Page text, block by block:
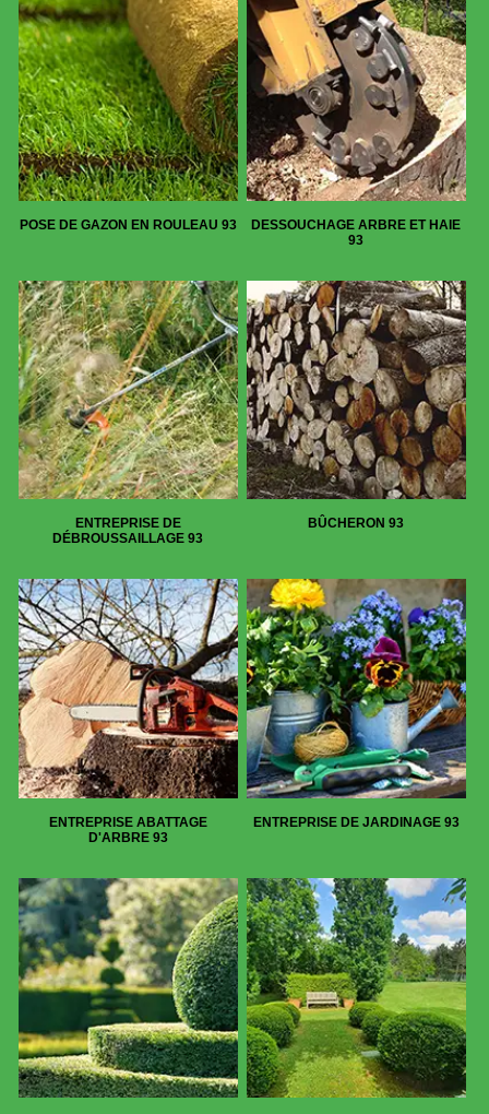
POSE DE GAZON EN ROULEAU 93
DESSOUCHAGE ARBRE ET HAIE
93
ENTREPRISE DE
DÉBROUSSAILLAGE 93
BÛCHERON 93
ENTREPRISE ABATTAGE
D'ARBRE 93
ENTREPRISE DE JARDINAGE 93